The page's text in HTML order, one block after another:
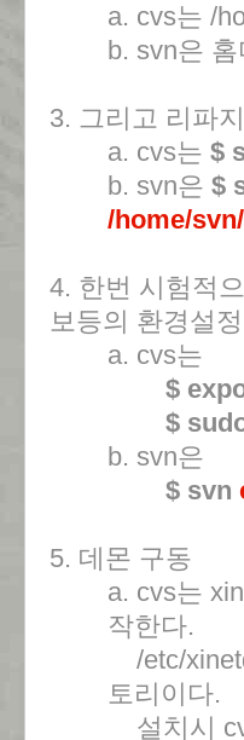
a. cvs는 /
b. svn은
3. 그리고 리파
a. cvs는 $
b. svn은 $
/home/
4. 한번 시험적
보등의 환경설
a. cvs는
$
$
b. svn은
$ svn
5. 데몬 구동
a. cvs는
작한다.
/etc/
토리이다.
설치시